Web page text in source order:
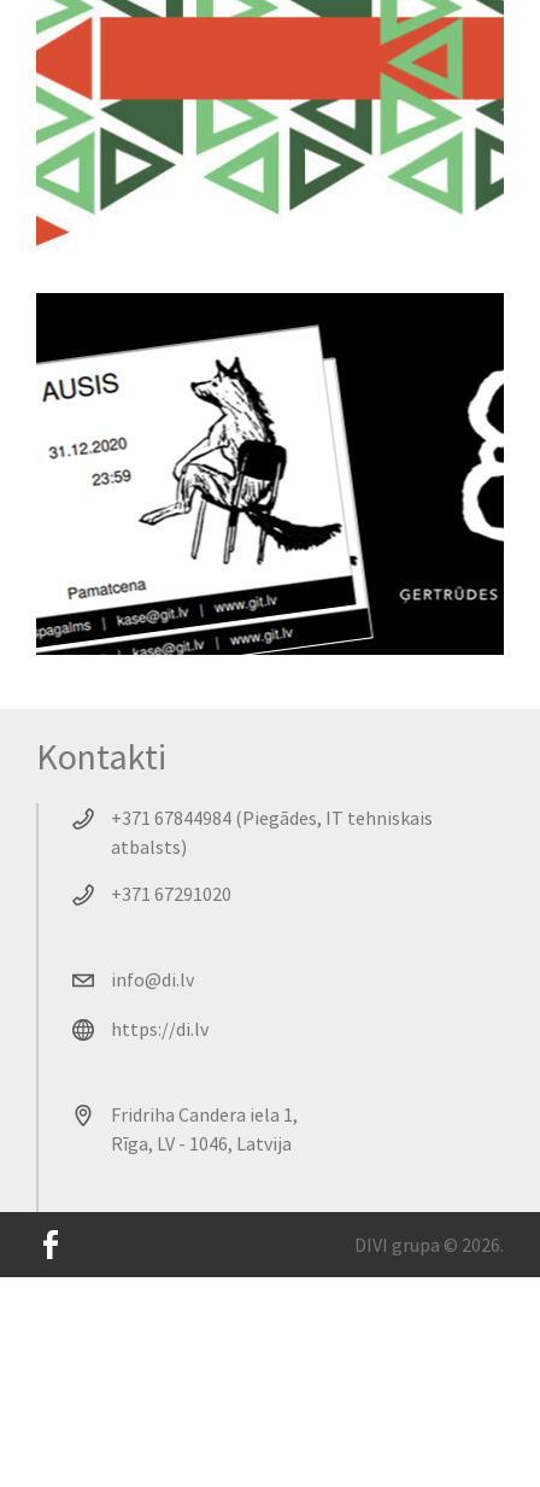
Kontakti
+371 67844984 (Piegādes, IT tehniskais
atbalsts)
+371 67291020
info@di.lv
https://di.lv
Fridriha Candera iela 1,
Rīga, LV - 1046, Latvija
DIVI grupa © 2026.